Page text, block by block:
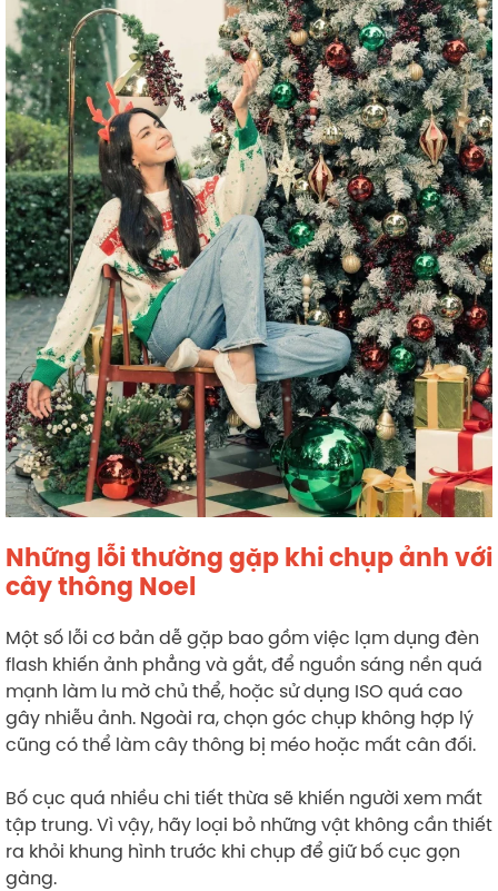
Những lỗi thường gặp khi chụp ảnh với
cây thông Noel
Một số lỗi cơ bản dễ gặp bao gồm việc lạm dụng đèn
flash khiến ảnh phẳng và gắt, để nguồn sáng nền quá
mạnh làm lu mờ chủ thể, hoặc sử dụng ISO quá cao
gây nhiễu ảnh. Ngoài ra, chọn góc chụp không hợp lý
cũng có thể làm cây thông bị méo hoặc mất cân đối.
Bố cục quá nhiều chi tiết thừa sẽ khiến người xem mất
tập trung. Vì vậy, hãy loại bỏ những vật không cần thiết
ra khỏi khung hình trước khi chụp để giữ bố cục gọn
gàng.